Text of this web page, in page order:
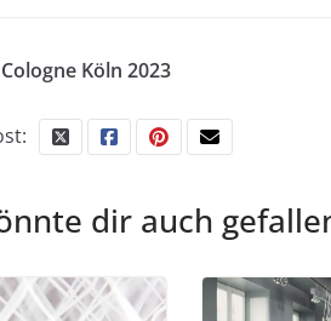
Köln 2023
dir auch